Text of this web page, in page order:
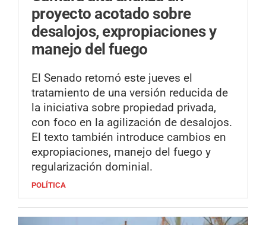
proyecto acotado sobre
desalojos, expropiaciones y
manejo del fuego
El Senado retomó este jueves el
tratamiento de una versión reducida de
la iniciativa sobre propiedad privada,
con foco en la agilización de desalojos.
El texto también introduce cambios en
expropiaciones, manejo del fuego y
regularización dominial.
POLÍTICA